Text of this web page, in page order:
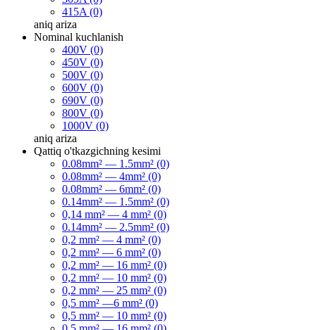
415A (0)
aniq ariza
Nominal kuchlanish
400V (0)
450V (0)
500V (0)
600V (0)
690V (0)
800V (0)
1000V (0)
aniq ariza
Qattiq o'tkazgichning kesimi
0.08mm² — 1.5mm² (0)
0.08mm² — 4mm² (0)
0.08mm² — 6mm² (0)
0.14mm² — 1.5mm² (0)
0,14 mm² — 4 mm² (0)
0.14mm² — 2.5mm² (0)
0,2 mm² — 4 mm² (0)
0,2 mm² — 6 mm² (0)
0,2 mm² — 16 mm² (0)
0,2 mm² — 10 mm² (0)
0,2 mm² — 25 mm² (0)
0,5 mm² —6 mm² (0)
0,5 mm² — 10 mm² (0)